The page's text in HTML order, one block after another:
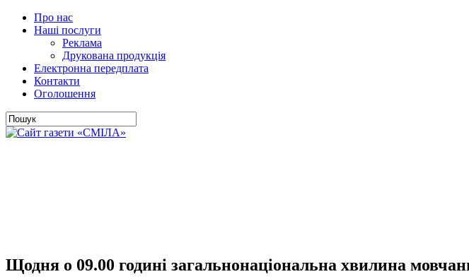
Про нас
Наші послуги
Реклама
Друкована продукція
Електронна передплата
Контакти
Оголошення
Щодня о 09.00 годині загальнонаціональна хвилина